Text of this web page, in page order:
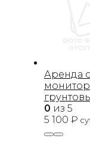
Аренда
0 из 5
5 100 ₽